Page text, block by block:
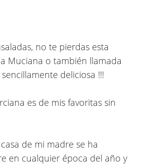
no te pierdas esta
Muciana o también llamada
deliciosa !!!
es de mis favoritas sin
de mi madre se ha
en cualquier época del año y